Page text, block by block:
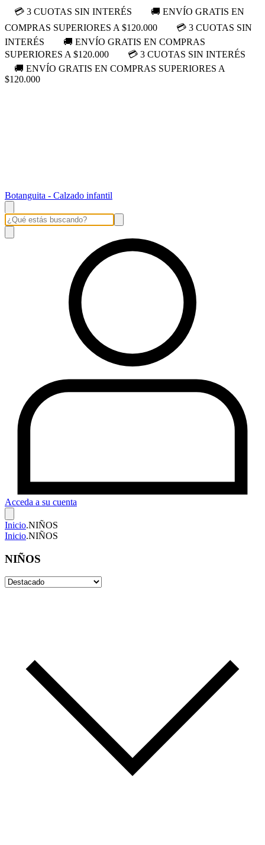
💳 3 CUOTAS SIN INTERÉS
🚚 ENVÍO GRATIS EN
COMPRAS SUPERIORES A $120.000
💳 3 CUOTAS SIN
INTERÉS
🚚 ENVÍO GRATIS EN COMPRAS
SUPERIORES A $120.000
💳 3 CUOTAS SIN INTERÉS
🚚 ENVÍO GRATIS EN COMPRAS SUPERIORES A
$120.000
Botanguita - Calzado infantil
Acceda a su cuenta
Inicio.NIÑOS
Inicio.NIÑOS
NIÑOS